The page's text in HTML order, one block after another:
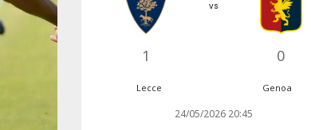
1
vs
0
Lecce Genoa
24/05/2026 20:45